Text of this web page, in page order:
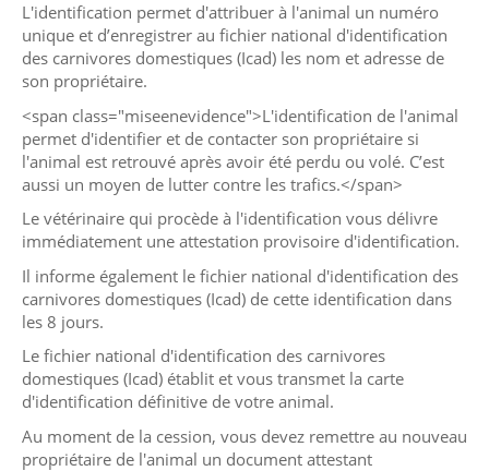
L'identification permet d'attribuer à l'animal un numéro
unique et d’enregistrer au fichier national d'identification
des carnivores domestiques (Icad) les nom et adresse de
son propriétaire.
<span class="miseenevidence">L'identification de l'animal
permet d'identifier et de contacter son propriétaire si
l'animal est retrouvé après avoir été perdu ou volé. C’est
aussi un moyen de lutter contre les trafics.</span>
Le vétérinaire qui procède à l'identification vous délivre
immédiatement une attestation provisoire d'identification.
Il informe également le fichier national d'identification des
carnivores domestiques (Icad) de cette identification dans
les 8 jours.
Le fichier national d'identification des carnivores
domestiques (Icad) établit et vous transmet la carte
d'identification définitive de votre animal.
Au moment de la cession, vous devez remettre au nouveau
propriétaire de l'animal un document attestant